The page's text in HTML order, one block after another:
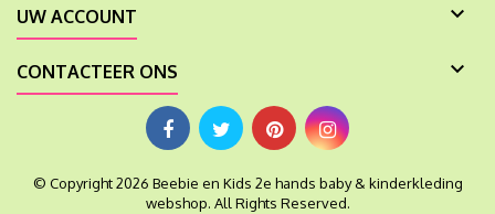
UW ACCOUNT 
CONTACTEER ONS 
© Copyright 2026 Beebie en Kids 2e hands baby & kinderkleding
webshop. All Rights Reserved.